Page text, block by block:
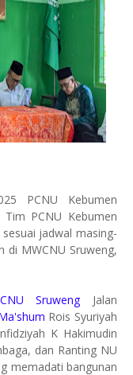
PCNU Kebumen
Tim PCNU Kebumen
jadwal masing-
di MWCNU Sruweng,
SruwengJalan
Rois Syuriyah
K Hakimudin
dan Ranting NU
memadati bangunan